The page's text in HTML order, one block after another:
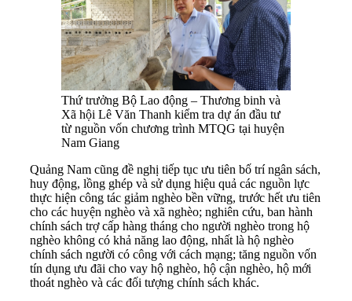
Thứ trưởng Bộ Lao động – Thương binh và
Xã hội Lê Văn Thanh kiểm tra dự án đầu tư
từ nguồn vốn chương trình MTQG tại huyện
Nam Giang
Quảng Nam cũng đề nghị tiếp tục ưu tiên bố trí ngân sách,
huy động, lồng ghép và sử dụng hiệu quả các nguồn lực
thực hiện công tác giảm nghèo bền vững, trước hết ưu tiên
cho các huyện nghèo và xã nghèo; nghiên cứu, ban hành
chính sách trợ cấp hàng tháng cho người nghèo trong hộ
nghèo không có khả năng lao động, nhất là hộ nghèo
chính sách người có công với cách mạng; tăng nguồn vốn
tín dụng ưu đãi cho vay hộ nghèo, hộ cận nghèo, hộ mới
thoát nghèo và các đối tượng chính sách khác.